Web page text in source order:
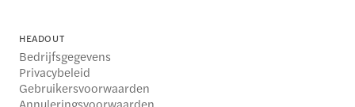
HEADOUT
Bedrijfsgegevens
Privacybeleid
Gebruikersvoorwaarden